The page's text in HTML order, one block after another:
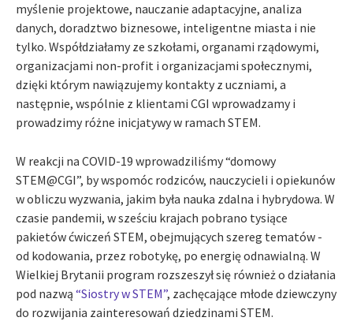
myślenie projektowe, nauczanie adaptacyjne, analiza
danych, doradztwo biznesowe, inteligentne miasta i nie
tylko. Współdziałamy ze szkołami, organami rządowymi,
organizacjami non-profit i organizacjami społecznymi,
dzięki którym nawiązujemy kontakty z uczniami, a
następnie, wspólnie z klientami CGI wprowadzamy i
prowadzimy różne inicjatywy w ramach STEM.
W reakcji na COVID-19 wprowadziliśmy “domowy
STEM@CGI”, by wspomóc rodziców, nauczycieli i opiekunów
w obliczu wyzwania, jakim była nauka zdalna i hybrydowa. W
czasie pandemii, w sześciu krajach pobrano tysiące
pakietów ćwiczeń STEM, obejmujących szereg tematów -
od kodowania, przez robotykę, po energię odnawialną. W
Wielkiej Brytanii program rozszeszył się również o działania
pod nazwą “Siostry w STEM”, zachęcające młode dziewczyny
do rozwijania zainteresowań dziedzinami STEM.